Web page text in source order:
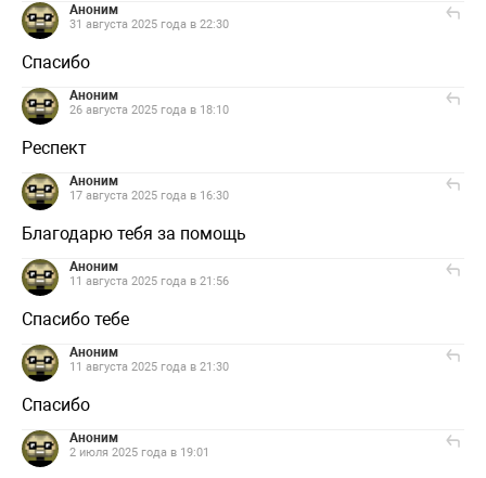
Аноним
31 августа 2025 года в 22:30
Спасибо
Аноним
26 августа 2025 года в 18:10
Респект
Аноним
17 августа 2025 года в 16:30
Благодарю тебя за помощь
Аноним
11 августа 2025 года в 21:56
Спасибо тебе
Аноним
11 августа 2025 года в 21:30
Спасибо
Аноним
2 июля 2025 года в 19:01